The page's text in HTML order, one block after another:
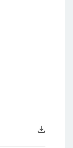
download